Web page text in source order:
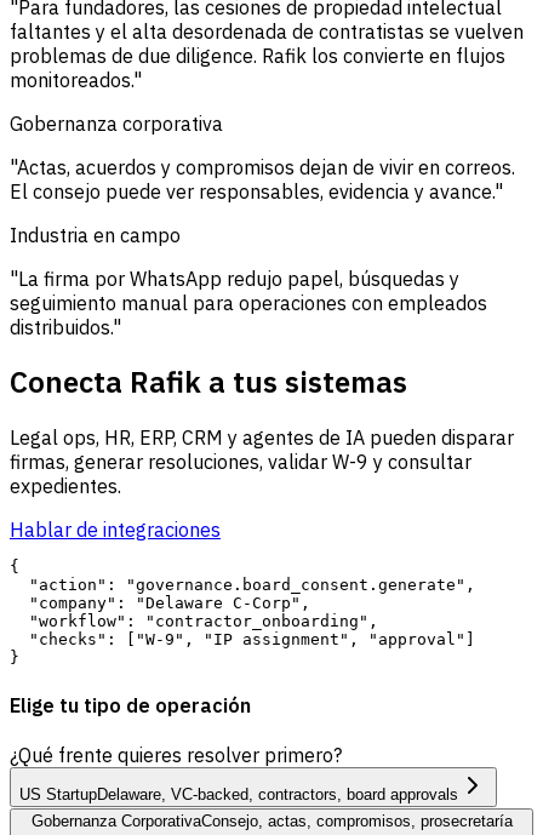
"Para fundadores, las cesiones de propiedad intelectual
faltantes y el alta desordenada de contratistas se vuelven
problemas de due diligence. Rafik los convierte en flujos
monitoreados."
Gobernanza corporativa
"Actas, acuerdos y compromisos dejan de vivir en correos.
El consejo puede ver responsables, evidencia y avance."
Industria en campo
"La firma por WhatsApp redujo papel, búsquedas y
seguimiento manual para operaciones con empleados
distribuidos."
Conecta Rafik a tus sistemas
Legal ops, HR, ERP, CRM y agentes de IA pueden disparar
firmas, generar resoluciones, validar W-9 y consultar
expedientes.
Hablar de integraciones
{
  "action": "governance.board_consent.generate",
  "company": "Delaware C-Corp",
  "workflow": "contractor_onboarding",
  "checks": ["W-9", "IP assignment", "approval"]
Elige tu tipo de operación
¿Qué frente quieres resolver primero?
US StartupDelaware, VC-backed, contractors, board approvals
Gobernanza CorporativaConsejo, actas, compromisos, prosecretaría